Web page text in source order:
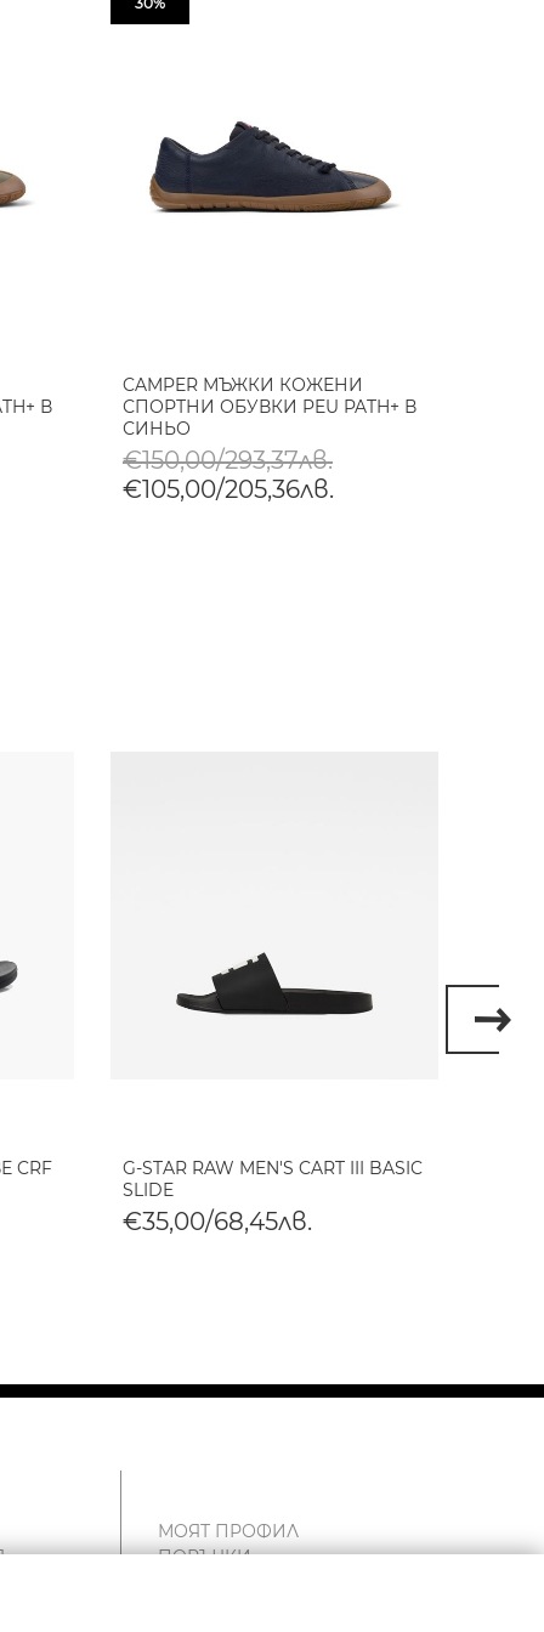
В
CAMPER МЪЖКИ КОЖЕНИ
СПОРТНИ ОБУВКИ PEU PATH+ В
СИНЬО
€150,00/293,37лв.
€105,00/205,36лв.
CRF
G-STAR RAW MEN'S CART III BASIC
SLIDE
€35,00/68,45лв.
МОЯТ ПРОФИЛ
ПОРЪЧКИ